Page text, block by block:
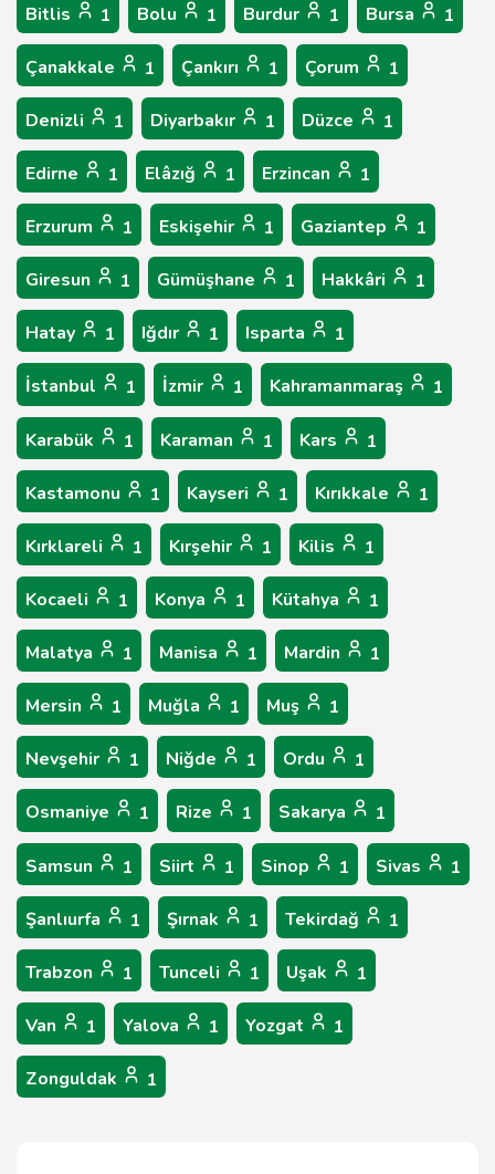
Bitlis 1 Bolu 1 Burdur 1 Bursa 1
Çanakkale 1 Çankırı 1 Çorum 1
Denizli 1 Diyarbakır 1 Düzce 1
Edirne 1 Elâzığ 1 Erzincan 1
Erzurum 1 Eskişehir 1 Gaziantep 1
Giresun 1 Gümüşhane 1 Hakkâri 1
Hatay 1 Iğdır 1 Isparta 1
İstanbul 1 İzmir 1 Kahramanmaraş 1
Karabük 1 Karaman 1 Kars 1
Kastamonu 1 Kayseri 1 Kırıkkale 1
Kırklareli 1 Kırşehir 1 Kilis 1
Kocaeli 1 Konya 1 Kütahya 1
Malatya 1 Manisa 1 Mardin 1
Mersin 1 Muğla 1 Muş 1
Nevşehir 1 Niğde 1 Ordu 1
Osmaniye 1 Rize 1 Sakarya 1
Samsun 1 Siirt 1 Sinop 1 Sivas 1
Şanlıurfa 1 Şırnak 1 Tekirdağ 1
Trabzon 1 Tunceli 1 Uşak 1
Van 1 Yalova 1 Yozgat 1
Zonguldak 1